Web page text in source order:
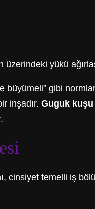
yükü
büyümeli” gibi
inşadır. Guguk kuşu
cinsiyet temelli iş